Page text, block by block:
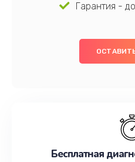
Гарантия -
Бесплатная